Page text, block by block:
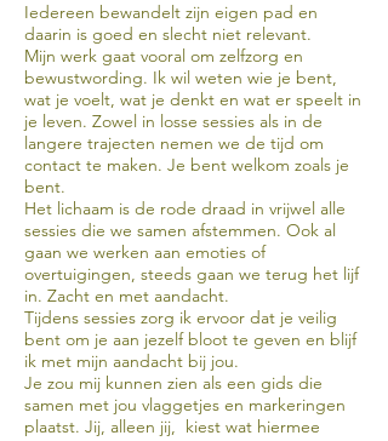
Iedereen bewandelt zijn eigen pad en
daarin is goed en slecht niet relevant.
Mijn werk gaat vooral om zelfzorg en
bewustwording. Ik wil weten wie je bent,
wat je voelt, wat je denkt en wat er speelt in
je leven. Zowel in losse sessies als in de
langere trajecten nemen we de tijd om
contact te maken. Je bent welkom zoals je
bent.
Het lichaam is de rode draad in vrijwel alle
sessies die we samen afstemmen. Ook al
gaan we werken aan emoties of
overtuigingen, steeds gaan we terug het lijf
in. Zacht en met aandacht.
Tijdens sessies zorg ik ervoor dat je veilig
bent om je aan jezelf bloot te geven en blijf
ik met mijn aandacht bij jou.
Je zou mij kunnen zien als een gids die
samen met jou vlaggetjes en markeringen
plaatst. Jij, alleen jij, kiest wat hiermee